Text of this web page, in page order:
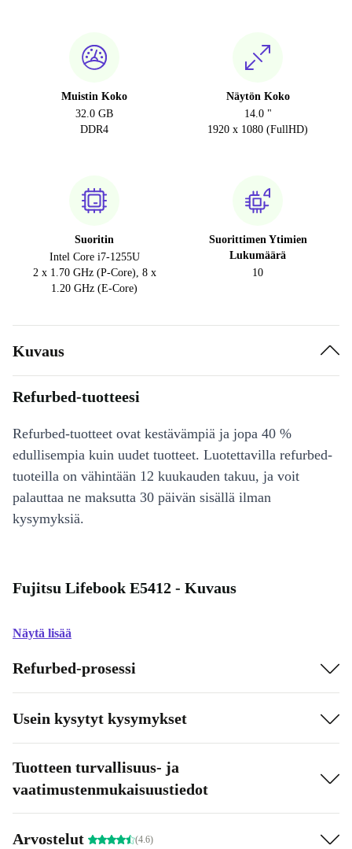
Muistin Koko
32.0 GB
DDR4
Näytön Koko
14.0 "
1920 x 1080 (FullHD)
Suoritin
Intel Core i7-1255U
2 x 1.70 GHz (P-Core), 8 x
1.20 GHz (E-Core)
Suorittimen Ytimien
Lukumäärä
10
Kuvaus
Refurbed-tuotteesi
Refurbed-tuotteet ovat kestävämpiä ja jopa 40 %
edullisempia kuin uudet tuotteet. Luotettavilla refurbed-
tuoteilla on vähintään 12 kuukauden takuu, ja voit
palauttaa ne maksutta 30 päivän sisällä ilman
kysymyksiä.
Fujitsu Lifebook E5412 - Kuvaus
Näytä lisää
Refurbed-prosessi
Usein kysytyt kysymykset
Tuotteen turvallisuus- ja
vaatimustenmukaisuustiedot
Arvostelut (4.6)